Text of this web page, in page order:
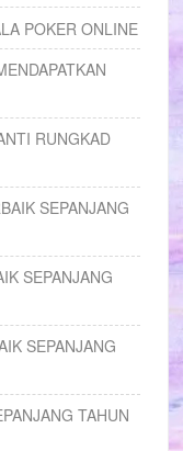
POKER ONLINE
RUNGKAD
SEPANJANG
SEPANJANG
SEPANJANG
TAHUN